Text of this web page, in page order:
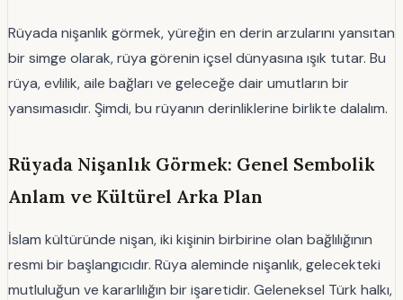
Rüyada nişanlık görmek, yüreğin en derin arzularını yansıtan
bir simge olarak, rüya görenin içsel dünyasına ışık tutar. Bu
rüya, evlilik, aile bağları ve geleceğe dair umutların bir
yansımasıdır. Şimdi, bu rüyanın derinliklerine birlikte dalalım.
Rüyada Nişanlık Görmek: Genel Sembolik
Anlam ve Kültürel Arka Plan
İslam kültüründe nişan, iki kişinin birbirine olan bağlılığının
resmi bir başlangıcıdır. Rüya aleminde nişanlık, gelecekteki
mutluluğun ve kararlılığın bir işaretidir. Geleneksel Türk halkı,